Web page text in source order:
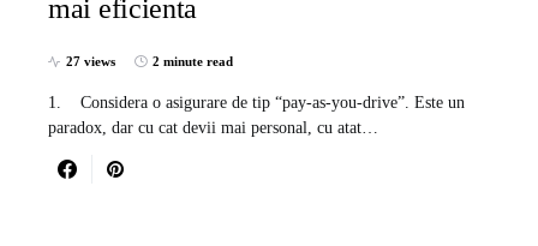
mai eficienta
27 views 2 minute read
1. Considera o asigurare de tip “pay-as-you-drive”. Este un
paradox, dar cu cat devii mai personal, cu atat…